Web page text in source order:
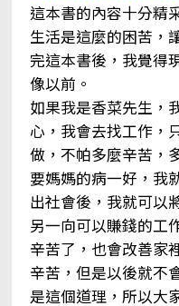
這本書的內容十分精
生活是這麼的困苦，
完這本書後，我覺得
像以前。
如果我是香菜先生，
心，我會去找工作，
做，不帕多麼辛苦，
要媽媽的病一好，我
出社會後，我就可以
另一向可以賺錢的工
辛苦了，也會改善家
辛苦，但是以後就不
是這個道理，所以大